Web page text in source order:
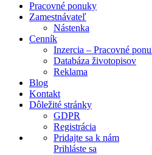
Pracovné ponuky
Zamestnávateľ
Nástenka
Cenník
Inzercia – Pracovné
Databáza životopisov
Reklama
Blog
Kontakt
Dôležité stránky
GDPR
Registrácia
Pridajte sa k nám
Prihláste sa